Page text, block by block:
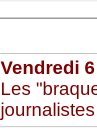
Vendredi
Les
journalistes